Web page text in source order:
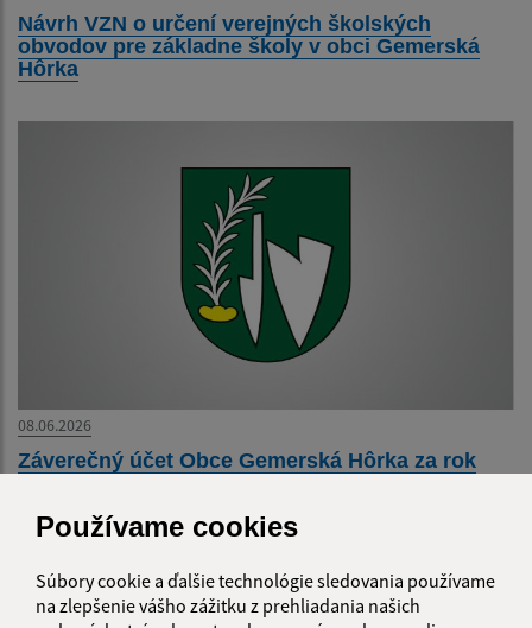
Používame cookies
Súbory cookie a ďalšie technológie sledovania používame
na zlepšenie vášho zážitku z prehliadania našich
Návrh VZN o určení verejných školských
obvodov pre základne školy v obci Gemerská
Hôrka
08.06.2026
Záverečný účet Obce Gemerská Hôrka za rok